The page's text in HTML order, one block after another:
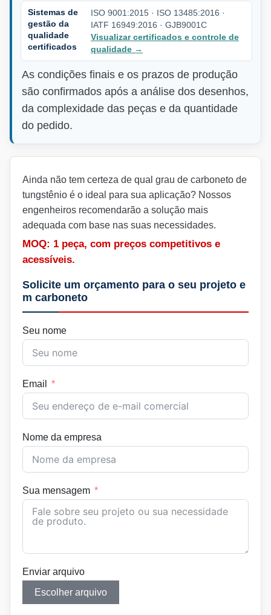
Sistemas de
gestão da
qualidade
certificados
ISO 9001:2015 · ISO 13485:2016 ·
IATF 16949:2016 · GJB9001C
Visualizar certificados e controle de
qualidade →
As condições finais e os prazos de produção
são confirmados após a análise dos desenhos,
da complexidade das peças e da quantidade
do pedido.
Ainda não tem certeza de qual grau de carboneto de
tungstênio é o ideal para sua aplicação? Nossos
engenheiros recomendarão a solução mais
adequada com base nas suas necessidades.
MOQ: 1 peça, com preços competitivos e
acessíveis.
Solicite um orçamento para o seu projeto e
m carboneto
Seu nome
Email
Nome da empresa
Sua mensagem
Enviar arquivo
Escolher arquivo